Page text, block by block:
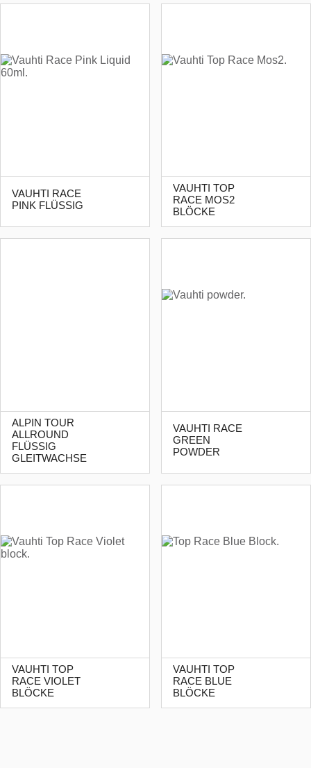
VAUHTI RACE
PINK FLÜSSIG
VAUHTI TOP
RACE MOS2
BLÖCKE
ALPIN TOUR
ALLROUND
FLÜSSIG
GLEITWACHSE
VAUHTI RACE
GREEN
POWDER
VAUHTI TOP
RACE VIOLET
BLÖCKE
VAUHTI TOP
RACE BLUE
BLÖCKE